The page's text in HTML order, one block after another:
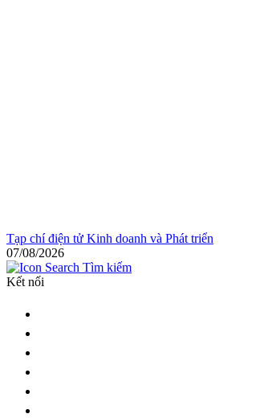
Tạp chí điện tử Kinh doanh và Phát triển
07/08/2026
Tìm kiếm
Kết nối